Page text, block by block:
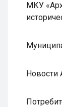
МКУ
Новости